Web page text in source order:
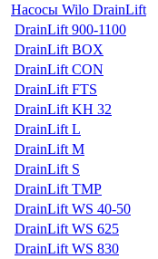
Насосы Wilo DrainLift
DrainLift 900-1100
DrainLift BOX
DrainLift CON
DrainLift FTS
DrainLift KH 32
DrainLift L
DrainLift M
DrainLift S
DrainLift TMP
DrainLift WS 40-50
DrainLift WS 625
DrainLift WS 830